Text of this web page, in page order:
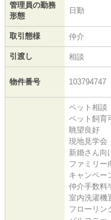
管理員の勤務
形態
日勤
取引態様 仲介
引渡し 相談
物件番号 103794747
ペット相談
ペット飼育
眺望良好
現地見学会
新婚さん向
ファミリー
キャンペー
仲介手数料
室内洗濯機
フローリン